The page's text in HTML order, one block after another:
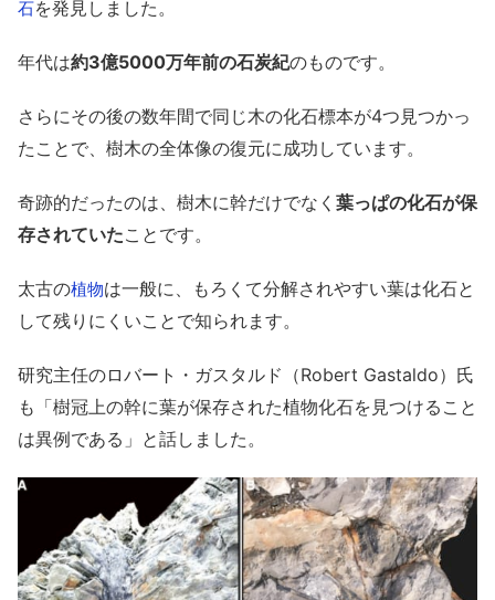
石を発見しました。
年代は約3億5000万年前の石炭紀のものです。
さらにその後の数年間で同じ木の化石標本が4つ見つかっ
たことで、樹木の全体像の復元に成功しています。
奇跡的だったのは、樹木に幹だけでなく 葉っぱの化石が保
存されていたことです。
太古の植物は一般に、もろくて分解されやすい葉は化石と
して残りにくいことで知られます。
研究主任のロバート・ガスタルド（Robert Gastaldo）氏
も「樹冠上の幹に葉が保存された植物化石を見つけること
は異例である」と話しました。